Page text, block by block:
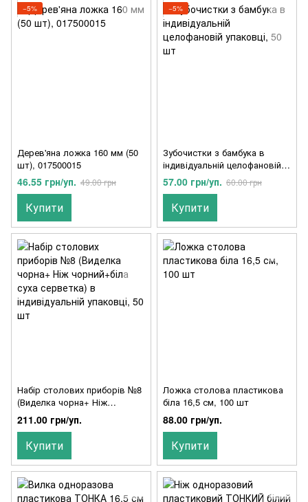
−5%
Дерев'яна ложка 160 мм (50
шт), 017500015
46.55 грн/уп. 49.00 грн
Купити
−5%
Зубочистки з бамбука в
індивідуальній целофановій
упаковці, 50 шт
57.00 грн/уп. 60.00 грн
Купити
Набір столових приборів №8
(Виделка чорна+ Ніж
чорний+біла суха серветка) в
індивідуальній упаковці, 50
шт
211.00 грн/уп.
Купити
Ложка столова пластикова
біла 16,5 см, 100 шт
88.00 грн/уп.
Купити